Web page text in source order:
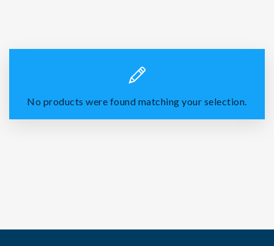
No products were found matching your selection.